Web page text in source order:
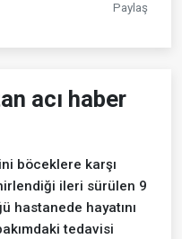
Paylaş
acı haber
böceklere karşı
ileri sürülen 9
hastanede hayatını
tedavisi